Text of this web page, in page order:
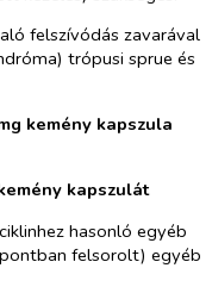
felszívódás zavarával
trópusi sprue és
kemény kapszula
kapszulát
hasonló egyéb
felsorolt) egyéb